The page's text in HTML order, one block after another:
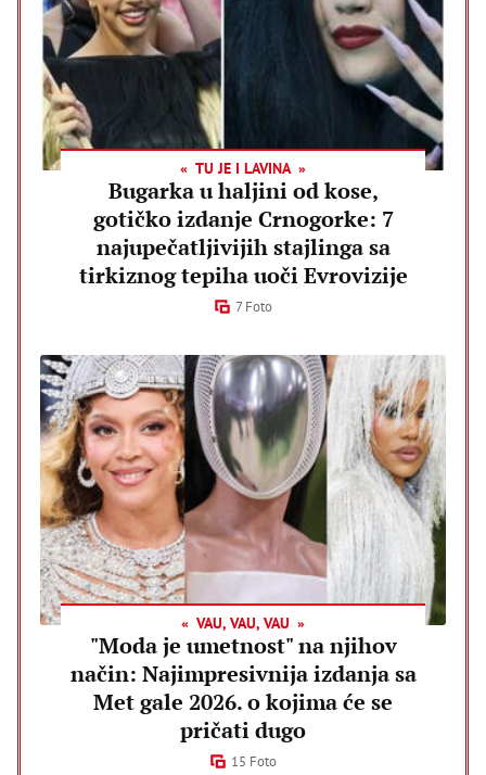
TU JE I LAVINA
Bugarka u haljini od kose,
gotičko izdanje Crnogorke: 7
najupečatljivijih stajlinga sa
tirkiznog tepiha uoči Evrovizije
7 Foto
VAU, VAU, VAU
"Moda je umetnost" na njihov
način: Najimpresivnija izdanja sa
Met gale 2026. o kojima će se
pričati dugo
15 Foto